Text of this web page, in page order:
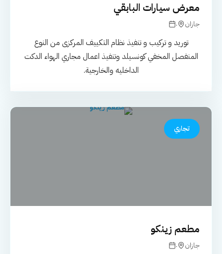
معرض سيارات البابقي
جازان
.
توريد و تركيب و تنفيذ نظام التكييف المركزى من النوع
المنفصل المخفي كونسيلد وتنفيذ اعمال مجاري الهواء الدكت
الداخليه والخارجية.
تجاري
مطعم زينكو
جازان
.